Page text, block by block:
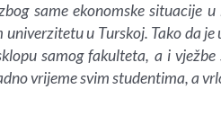
same ekonomske situacije
u Turskoj. Tako da
samog fakulteta, a i vježbe
vrijeme svim studentima, a